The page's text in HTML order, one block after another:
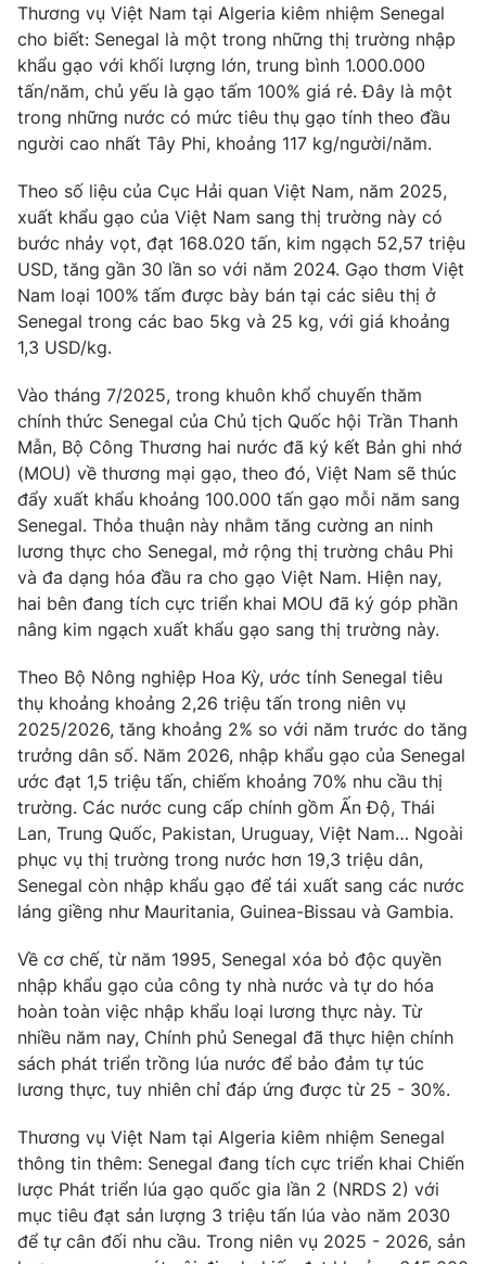
Chất lượng cuộc sống
Học trực tuyến
Công nghệ
Hitech Công nghệ tương lai
Sản phẩm
Thị trường
Tư vấn
Giao lưu trực tuyến
Lịch phát sóng
Chuyên mục khác
Emagazine Podcast
Photo Infographic
Video Shorts video
VTV Money VTV Thể thao
VTV Sức khoẻ Bất động sản
Thị trường 24h Tấm lòng Việt
VTV4 Vươn mình bằng AI
VTV9 VTV8
Liên hệ tòa soạn English
THỜI BÁO VTV
Theo dõi báo trên
Cơ quan chủ quản: Đài Truyền hình Việt Nam
Cơ quan báo chí:
Thời báo VTV
cấp ngày 29/12/2023
Tổng Biên tập:Vũ Thanh Thủy
Phó Tổng Biên tập:Nguyễn Thị Mỹ Hạnh, Phạm Quốc Thắng,
Nguyễn Trọng Ninh
Tổng đài VTV:024.38 355 931 - 024.38 355 932
Thương vụ Việt Nam tại Algeria kiêm nhiệm Senegal
cho biết: Senegal là một trong những thị trường nhập
khẩu gạo với khối lượng lớn, trung bình 1.000.000
tấn/năm, chủ yếu là gạo tấm 100% giá rẻ. Đây là một
trong những nước có mức tiêu thụ gạo tính theo đầu
người cao nhất Tây Phi, khoảng 117 kg/người/năm.
Theo số liệu của Cục Hải quan Việt Nam, năm 2025,
xuất khẩu gạo của Việt Nam sang thị trường này có
bước nhảy vọt, đạt 168.020 tấn, kim ngạch 52,57 triệu
USD, tăng gần 30 lần so với năm 2024. Gạo thơm Việt
Nam loại 100% tấm được bày bán tại các siêu thị ở
Senegal trong các bao 5kg và 25 kg, với giá khoảng
1,3 USD/kg.
Vào tháng 7/2025, trong khuôn khổ chuyến thăm
chính thức Senegal của Chủ tịch Quốc hội Trần Thanh
Mẫn, Bộ Công Thương hai nước đã ký kết Bản ghi nhớ
(MOU) về thương mại gạo, theo đó, Việt Nam sẽ thúc
đẩy xuất khẩu khoảng 100.000 tấn gạo mỗi năm sang
Senegal. Thỏa thuận này nhằm tăng cường an ninh
lương thực cho Senegal, mở rộng thị trường châu Phi
và đa dạng hóa đầu ra cho gạo Việt Nam. Hiện nay,
hai bên đang tích cực triển khai MOU đã ký góp phần
nâng kim ngạch xuất khẩu gạo sang thị trường này.
Theo Bộ Nông nghiệp Hoa Kỳ, ước tính Senegal tiêu
thụ khoảng khoảng 2,26 triệu tấn trong niên vụ
2025/2026, tăng khoảng 2% so với năm trước do tăng
trưởng dân số. Năm 2026, nhập khẩu gạo của Senegal
ước đạt 1,5 triệu tấn, chiếm khoảng 70% nhu cầu thị
trường. Các nước cung cấp chính gồm Ấn Độ, Thái
Lan, Trung Quốc, Pakistan, Uruguay, Việt Nam… Ngoài
phục vụ thị trường trong nước hơn 19,3 triệu dân,
Senegal còn nhập khẩu gạo để tái xuất sang các nước
láng giềng như Mauritania, Guinea-Bissau và Gambia.
Về cơ chế, từ năm 1995, Senegal xóa bỏ độc quyền
nhập khẩu gạo của công ty nhà nước và tự do hóa
hoàn toàn việc nhập khẩu loại lương thực này. Từ
nhiều năm nay, Chính phủ Senegal đã thực hiện chính
sách phát triển trồng lúa nước để bảo đảm tự túc
lương thực, tuy nhiên chỉ đáp ứng được từ 25 - 30%.
Thương vụ Việt Nam tại Algeria kiêm nhiệm Senegal
thông tin thêm: Senegal đang tích cực triển khai Chiến
lược Phát triển lúa gạo quốc gia lần 2 (NRDS 2) với
mục tiêu đạt sản lượng 3 triệu tấn lúa vào năm 2030
để tự cân đối nhu cầu. Trong niên vụ 2025 - 2026, sản